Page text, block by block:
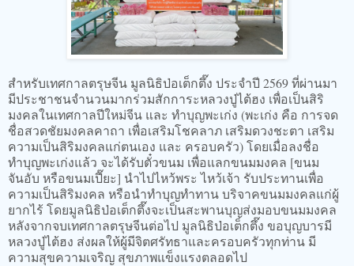
สำหรับเทศกาลตรุษจีน มูลนิธิป่อเต็กตึ๊ง ประจำปี 2569 ที่ผ่านมา
มีประชาชนจำนวนมากร่วมสักการะหลวงปู่ไต้ฮง เพื่อเป็นสิริ
มงคลในเทศกาลปีใหม่จีน และ ทำบุญพะเก่ง (พะเก่ง คือ การจด
ชื่อสวดชัยมงคลคาถา เพื่อเสริมโชคลาภ เสริมดวงชะตา เสริม
ความเป็นสิริมงคลแก่ตนเอง และ ครอบครัว) โดยเมื่อลงชื่อ
ทำบุญพะเก่งแล้ว จะได้รับตั๋วขนม เพื่อแลกขนมมงคล [ขนม
จันอับ หรือขนมเปี๊ยะ] นำไปไหว้พระ ไหว้เจ้า รับประทานเพื่อ
ความเป็นสิริมงคล หรือนำทำบุญทำทาน บริจาคขนมมงคลแก่ผู้
ยากไร้ โดยมูลนิธิป่อเต็กตึ๊งจะเป็นสะพานบุญส่งมอบขนมมงคล
หลังจากจบเทศกาลตรุษจีนต่อไป มูลนิธิป่อเต็กตึ๊ง ขอบุญบารมี
หลวงปู่ไต้ฮง ส่งผลให้ผู้มีจิตศรัทธาและครอบครัวทุกท่าน มี
ความสุขความเจริญ สุขภาพแข็งแรงตลอดไป